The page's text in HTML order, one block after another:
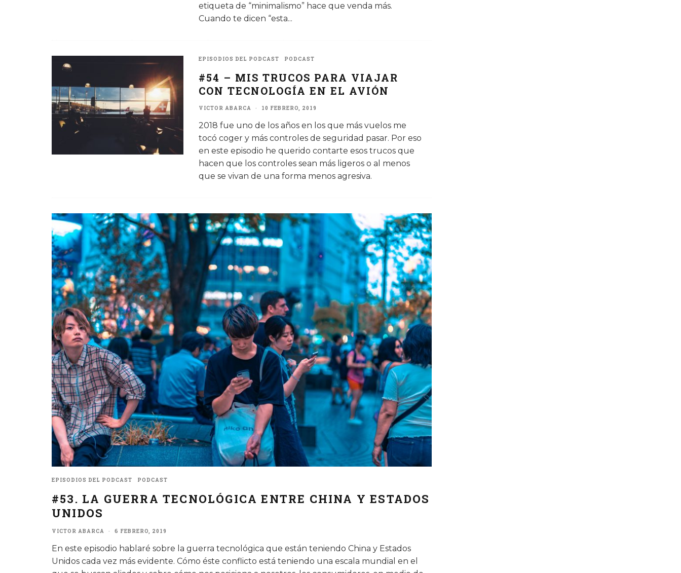
etiqueta de “minimalismo” hace que venda más.
Cuando te dicen “esta...
EPISODIOS DEL PODCAST PODCAST
#54 – MIS TRUCOS PARA VIAJAR
CON TECNOLOGÍA EN EL AVIÓN
VICTOR ABARCA · 10 FEBRERO, 2019
2018 fue uno de los años en los que más vuelos me
tocó coger y más controles de seguridad pasar. Por eso
en este episodio he querido contarte esos trucos que
hacen que los controles sean más ligeros o al menos
que se vivan de una forma menos agresiva.
EPISODIOS DEL PODCAST PODCAST
#53. LA GUERRA TECNOLÓGICA ENTRE CHINA Y ESTADOS
UNIDOS
VICTOR ABARCA · 6 FEBRERO, 2019
En este episodio hablaré sobre la guerra tecnológica que están teniendo China y Estados
Unidos cada vez más evidente. Cómo éste conflicto está teniendo una escala mundial en el